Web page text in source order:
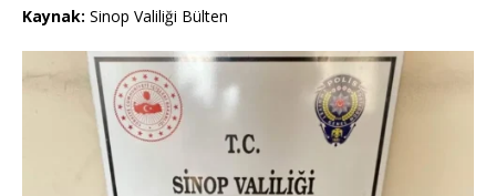
Kaynak: Sinop Valiliği Bülten